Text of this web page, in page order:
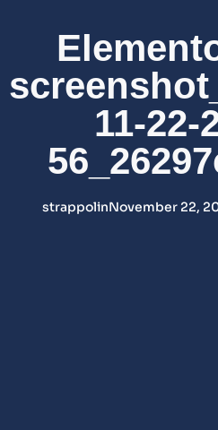
11-22-
strappolinNovember 22,